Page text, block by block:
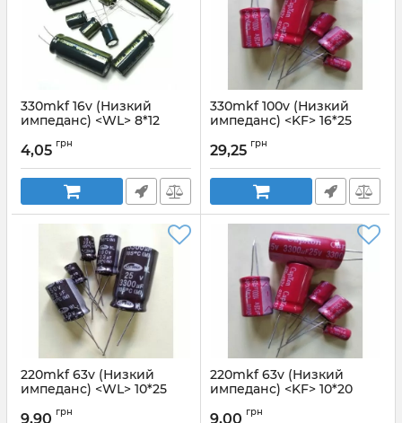
330mkf 16v (Низкий
импеданс) <WL> 8*12
Артикул:
4,05 грн
330mkf 100v (Низкий
импеданс) <KF> 16*25
Артикул:
29,25 грн
220mkf 63v (Низкий
импеданс) <WL> 10*25
Артикул:
9,90 грн
220mkf 63v (Низкий
импеданс) <KF> 10*20
Артикул:
9,00 грн